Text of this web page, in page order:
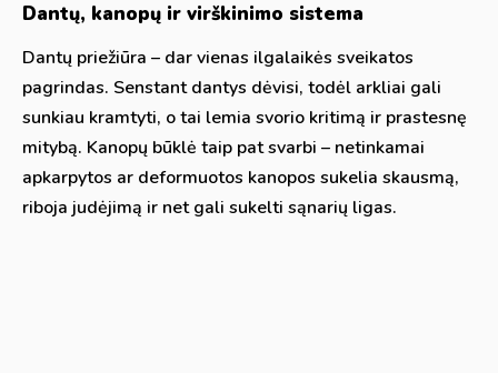
Dantų, kanopų ir virškinimo sistema
Dantų priežiūra – dar vienas ilgalaikės sveikatos
pagrindas. Senstant dantys dėvisi, todėl arkliai gali
sunkiau kramtyti, o tai lemia svorio kritimą ir prastesnę
mitybą. Kanopų būklė taip pat svarbi – netinkamai
apkarpytos ar deformuotos kanopos sukelia skausmą,
riboja judėjimą ir net gali sukelti sąnarių ligas.